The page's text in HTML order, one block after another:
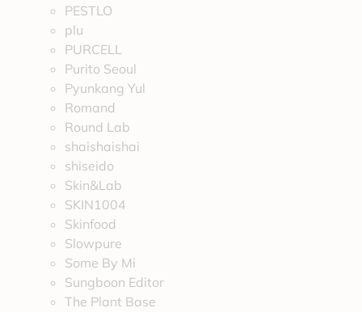
PESTLO
plu
PURCELL
Purito Seoul
Pyunkang Yul
Romand
Round Lab
shaishaishai
shiseido
Skin&Lab
SKIN1004
Skinfood
Slowpure
Some By Mi
Sungboon Editor
The Plant Base